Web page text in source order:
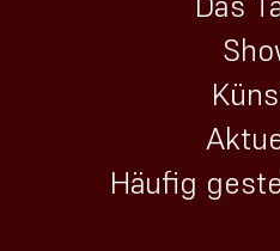
Häufig